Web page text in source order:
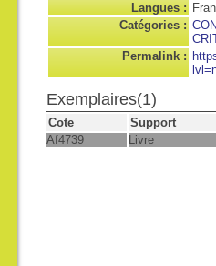
Langues :
Catégories :
Permalink :
Exemplaires(1)
Cote
Support
Af4739
Livre